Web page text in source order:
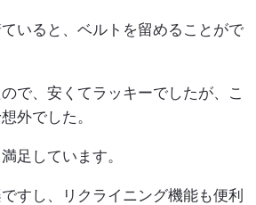
いると、ベルトを留めることがで
で、安くてラッキーでしたが、こ
外でした。
足しています。
すし、リクライニング機能も便利